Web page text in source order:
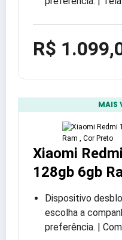
R$
MAIS
Xiaomi
128gb 6gb
Dispositivo
escolha a
preferência. |